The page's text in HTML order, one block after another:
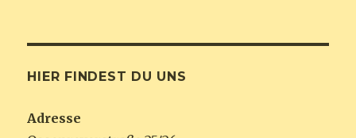
HIER FINDEST DU UNS
Adresse